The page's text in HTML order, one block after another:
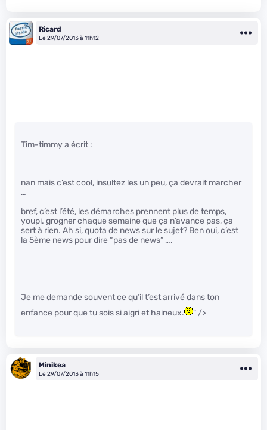
Ricard
Le 29/07/2013 à 11h12
Tim-timmy a écrit :
nan mais c’est cool, insultez les un peu, ça devrait marcher
…
bref, c’est l’été, les démarches prennent plus de temps,
youpi. grogner chaque semaine que ça n’avance pas, ça
sert à rien. Ah si, quota de news sur le sujet? Ben oui, c’est
la 5ème news pour dire “pas de news” ….
Je me demande souvent ce qu’il t’est arrivé dans ton
enfance pour que tu sois si aigri et haineux.
" />
Minikea
Le 29/07/2013 à 11h15